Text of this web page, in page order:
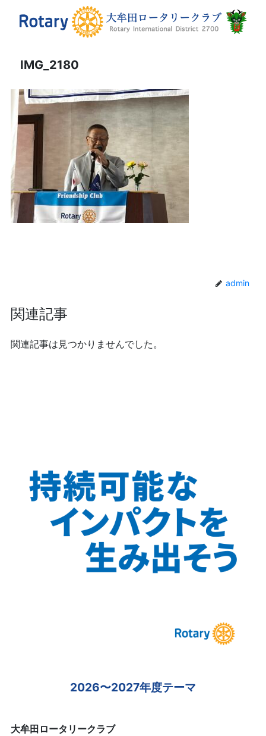
IMG_2180
admin
関連記事
関連記事は見つかりませんでした。
2026〜2027年度テーマ
大牟田ロータリークラブ